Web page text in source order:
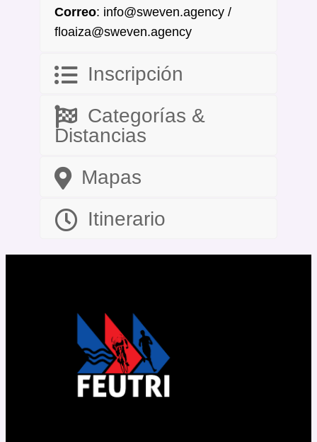
Correo: info@sweven.agency /
floaiza@sweven.agency
Inscripción
Categorías &
Distancias
Mapas
Itinerario